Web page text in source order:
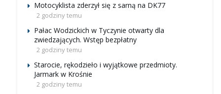
Motocyklista zderzył się z sarną na DK77
2 godziny temu
Pałac Wodzickich w Tyczynie otwarty dla
zwiedzających. Wstęp bezpłatny
2 godziny temu
Starocie, rękodzieło i wyjątkowe przedmioty.
Jarmark w Krośnie
2 godziny temu